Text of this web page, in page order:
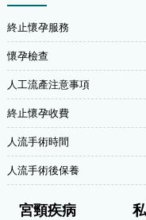
終止懷孕服務
懷孕檢查
人工流產注意事項
終止懷孕收費
人流手術時間
人流手術後保養
宮頸疾病